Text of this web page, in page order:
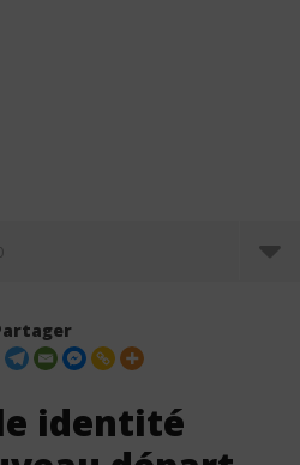
identité